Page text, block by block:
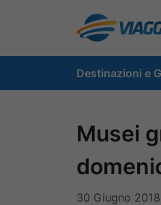
contenuto
Destinazioni e
Musei
30 Giugno 2018